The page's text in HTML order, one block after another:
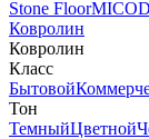
Stone Floor
Ковролин
Ковролин
Класс
Бытовой
Тон
ТемныйЦветной